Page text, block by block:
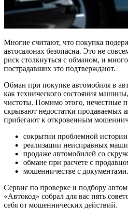
Многие считают, что покупка
автосалонах безопасна. Это не
риск столкнуться с обманом, и
пострадавших это подтверждают.
Обман при покупке автомобиля в
как технического состояния
чистоты. Помимо этого, нечестные
скрывают недостатки продаваемых
прибегают к откровенным
сокрытии проблемной
реализации неисправных
продаже автомобилей со
обмане при расчете с
мошенничестве с документами.
Сервис по проверке и подбору
«Автокод» собрал для вас пять
себя от мошеннических действий.